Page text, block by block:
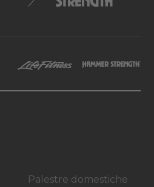
Palestre domestiche